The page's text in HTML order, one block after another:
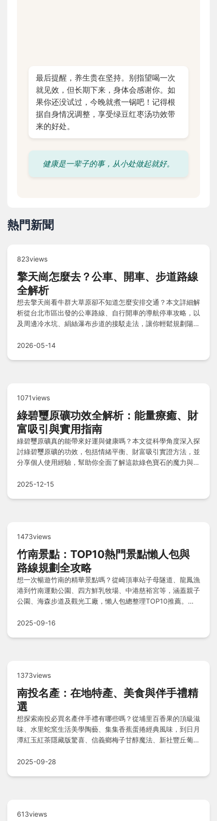
最后提醒，养生贵在坚持。别指望喝一次
就见效，但长期下来，身体会感谢你。如
果你还没试过，今晚就煮一锅吧！记得根
据自身情况调整，享受绿豆红枣汤功效带
来的好处。
健康是一辈子的事，从小处做起就好。
熱門新聞
823views
擎天崗怎麼去？公車、開車、步道路線
全解析
想去擎天崗看牛群大草原卻不知道怎麼安排交通？本文詳細解
析從台北市區出發的公車路線、自行開車的導航停車攻略，以
及周邊冷水坑、絹絲瀑布步道的接駁走法，讓你輕鬆規劃陽明
2026-05-14
1071views
綠碧璽原礦功效全解析：能量療癒、財
富吸引與實用指南
綠碧璽原礦真的能帶來好運與健康嗎？本文從科學角度深入探
討綠碧璽原礦的功效，包括情緒平衡、財富吸引實證方法，並
分享個人使用經驗，幫助你全面了解這款綠色寶石的魔力與實
2025-12-15
1473views
竹南景點：TOP10熱門景點懶人包與
路線規劃全攻略
想一次暢遊竹南的精華景點嗎？從崎頂車站子母隧道、龍鳳漁
港到竹南運動公園、四方鮮乳牧場、中港慈裕宮等，涵蓋親子
公園、海森步道及觀光工廠，懶人包總整理TOP10推薦。路
風光！
2025-09-16
1373views
南投名產：在地特產、美食與伴手禮精
選
想探索南投必買名產伴手禮有哪些嗎？從埔里百香果的頂級滋
味、水里蛇窯生活美學陶藝、集集香蕉蛋捲經典風味，到日月
潭紅玉紅茶隱藏版驚喜、信義鄉梅子甘醇魔法、新社豐丘葡萄
藏慾！
2025-09-28
613views